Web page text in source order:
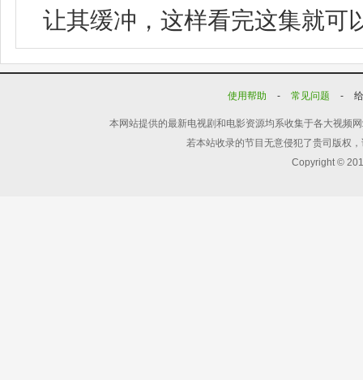
让其缓冲，这样看完这集就可
使用帮助 - 常见问题 -
本网站提供的最新电视剧和电影资源均系收集于各大视频
若本站收录的节目无意侵犯了贵司版权
Copyright ©